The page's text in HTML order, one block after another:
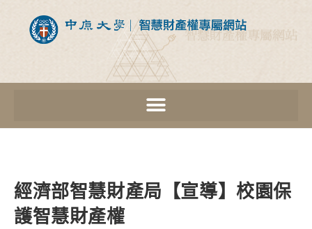
經濟部智慧財產局【宣導】校園保
護智慧財產權